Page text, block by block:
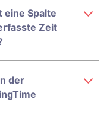
eine Spalte
Zeit
der